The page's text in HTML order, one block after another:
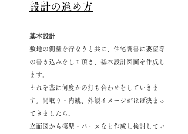
設計の進め方
基本設計
敷地の測量を行なうと共に、住宅調書に要望等
の書き込みをして頂き、基本設計図面を作成し
ます。
それを基に何度かの打ち合わせをしていきま
す。間取 り・内観、外観イメージがほぼ決まっ
てきましたら、
立面図から模型・パースなど作成し検討してい